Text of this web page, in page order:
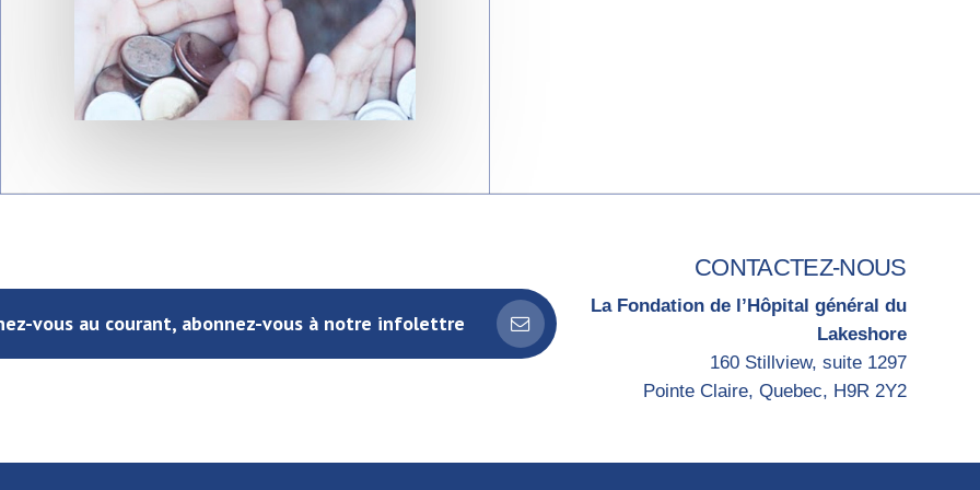
vous au courant, abonnez-vous à notre infolettre
CONTACTEZ-NOUS
La Fondation de l’Hôpital général du
Lakeshore
160 Stillview, suite 1297
Pointe Claire, Quebec, H9R 2Y2